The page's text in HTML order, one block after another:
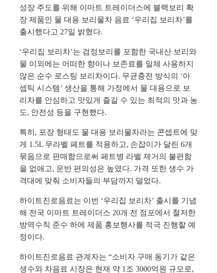
성장 주도를 위해 이마트 트레이더스에 블랙보리 확
장 제품인 물 대용 보리물차 음료 ‘우리집 보리차’를
출시했다고 27일 밝혔다.
‘우리집 보리차’는 검정보리를 포함한 국내산 보리와
물 이외에는 어떠한 향이나 보존료를 일체 사용하지
않은 순수 로스팅 보리차이다. 무균충전 방식의 ‘아
셉틱 시스템’ 생산을 통해 가정에서 물 대용으로 보
리차를 안심하고 맛있게 즐길 수 있는 최적의 맛과 농
도, 안전성 등을 구현했다.
특히 , 포장 형태도 물 대용 보리물차라는 콘셉트에 맞
게 1.5L 무라벨 페트를 적용하고, 손잡이가 달린 6개
묶음으로 판매함으로써 페트병 라벨 제거의 불편함
을 없애고, 운반 편의성은 높였다. 가격 또한 생수 가
격대에 맞춰 소비자들의 부담까지 덜었다.
하이트진로음료는 이번 ‘우리집 보리차’ 출시를 기념
해 전국 이마트 트레이더스 20개 전 점포에서 철저한
방역수칙 준수 하에 제품 홍보행사를 적극 진행할 예
정이다.
하이트진로음료 관계자는 “소비자 구매 동기가 같은
생수와 차음료 시장은 현재 약 1 조 3000억원 규모로,